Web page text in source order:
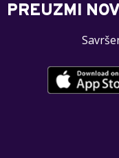
PREUZMI